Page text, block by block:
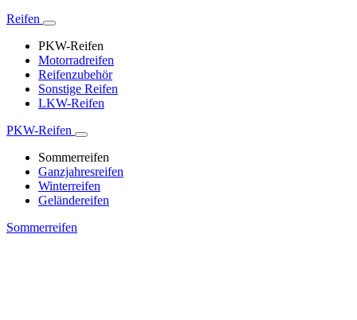
Reifen
PKW-Reifen
Motorradreifen
Reifenzubehör
Sonstige Reifen
LKW-Reifen
PKW-Reifen
Sommerreifen
Ganzjahresreifen
Winterreifen
Geländereifen
Sommerreifen